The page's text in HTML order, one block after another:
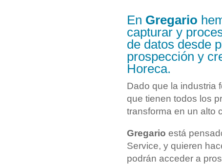
En Gregario
capturar y
de datos desde
prospección y
Horeca.
Dado que la industria
que tienen todos los
transforma en un alto
Gregario está
Service, y quieren
podrán acceder a